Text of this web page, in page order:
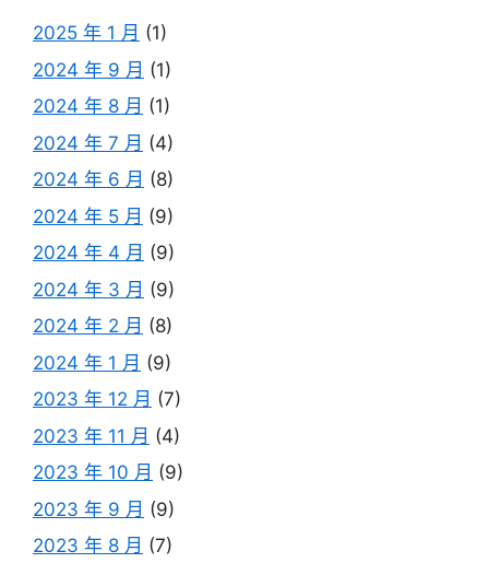
2025 年 1 月 (1)
2024 年 9 月 (1)
2024 年 8 月 (1)
2024 年 7 月 (4)
2024 年 6 月 (8)
2024 年 5 月 (9)
2024 年 4 月 (9)
2024 年 3 月 (9)
2024 年 2 月 (8)
2024 年 1 月 (9)
2023 年 12 月 (7)
2023 年 11 月 (4)
2023 年 10 月 (9)
2023 年 9 月 (9)
2023 年 8 月 (7)